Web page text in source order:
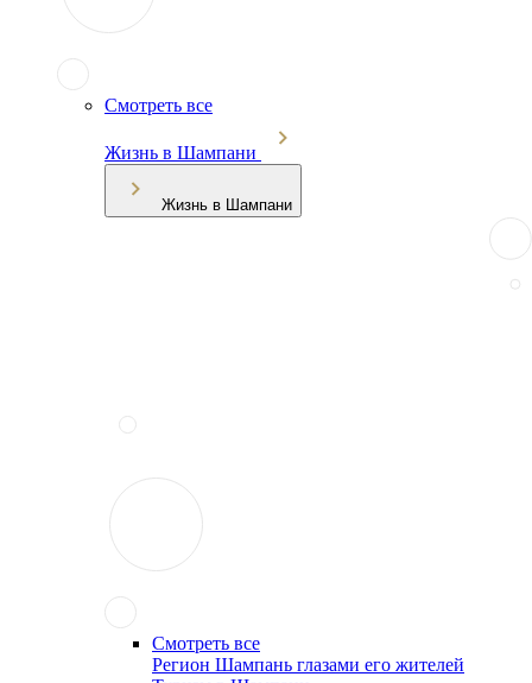
Смотреть все
Жизнь в Шампани
Жизнь в Шампани
Смотреть все
Регион Шампань глазами его жителей